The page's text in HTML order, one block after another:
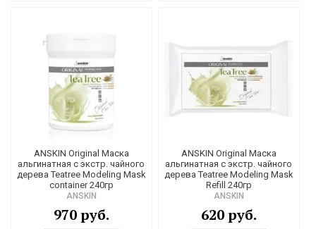
5
5
187
9
ANSKIN Original Маска
альгинатная с экстр. чайного
дерева Teatree Modeling Mask
container 240гр
ANSKIN
970 руб.
ANSKIN Original Маска
альгинатная с экстр. чайного
дерева Teatree Modeling Mask
Refill 240гр
ANSKIN
620 руб.